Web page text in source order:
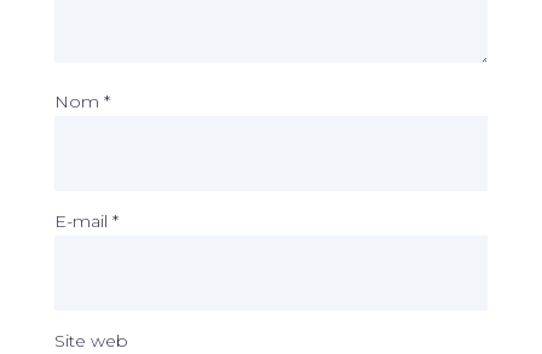
Nom *
E-mail *
Site web